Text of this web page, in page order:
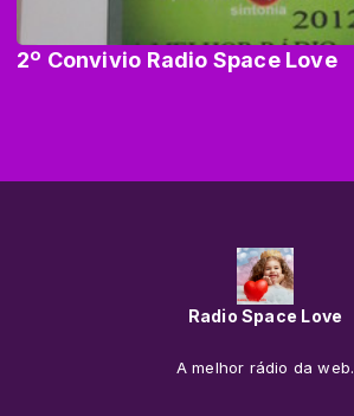
2º Convivio Radio Space Love
Radio Space Love
A melhor rádio da web.